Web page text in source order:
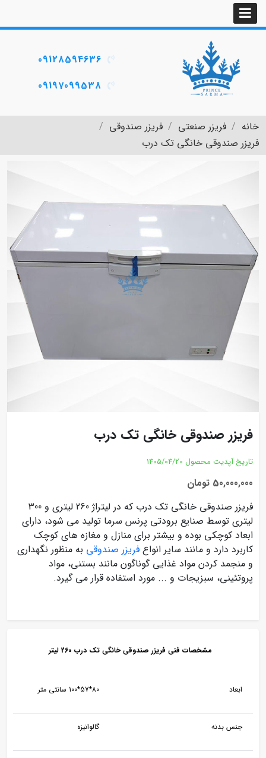
09128594636
09197099538
خانه فریزر صنعتی
فریزر صندوقی
فریزر صندوقی خانگی تک درب
فریزر صندوقی خانگی تک درب
تاریخ آپدیت محصول 1405/04/20
50,000,000 تومان
فریزر صندوقی خانگی تک درب که در لیتراژ 260 لیتری و 300
لیتری توسط صنایع برودتی پرنس سرما تولید می شود، دارای
ابعاد کوچکی بوده و بیشتر برای منازل و مغازه های کوچک
کاربرد دارد و مانند سایر انواع فریزر صندوقی به منظور نگهداری
و منجمد کردن مواد غذایی گوناگون مانند بستنی، مواد
پروتئینی، سبزیجات و ... مورد استفاده قرار می گیرد.
مشخصات فنی فریزر صندوقی خانگی تک درب 260 لیتر
ابعاد 80*57*100 سانتی متر
جنس بدنه گالوانیزه